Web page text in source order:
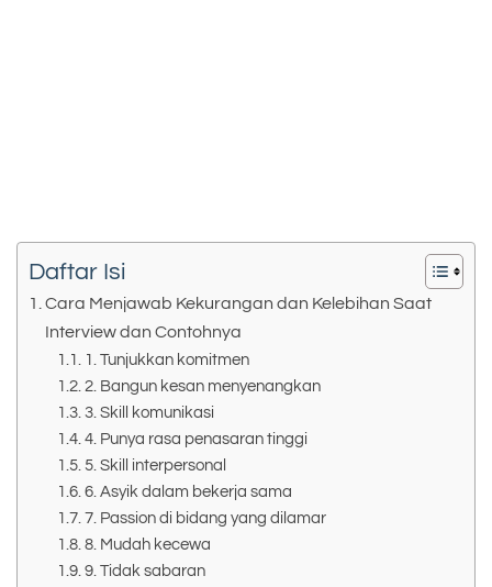
Daftar Isi
Cara Menjawab Kekurangan dan Kelebihan Saat
Interview dan Contohnya
1. Tunjukkan komitmen
2. Bangun kesan menyenangkan
3. Skill komunikasi
4. Punya rasa penasaran tinggi
5. Skill interpersonal
6. Asyik dalam bekerja sama
7. Passion di bidang yang dilamar
8. Mudah kecewa
9. Tidak sabaran